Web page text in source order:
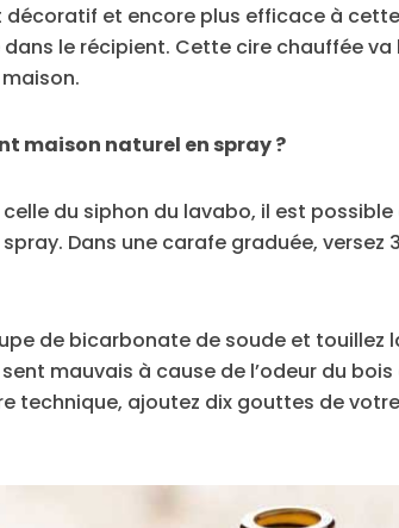
décoratif et encore plus efficace à
le récipient. Cette cire chauffée va
maison naturel en spray ?
du siphon du lavabo, il est
Dans une carafe graduée, versez
de bicarbonate de soude et touillez
mauvais à cause de l’odeur du
technique, ajoutez dix gouttes de